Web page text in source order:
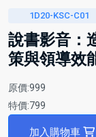
1D20-KSC-C01
說書影音：
策與領導效
原價:999
特價:799
加入購物車